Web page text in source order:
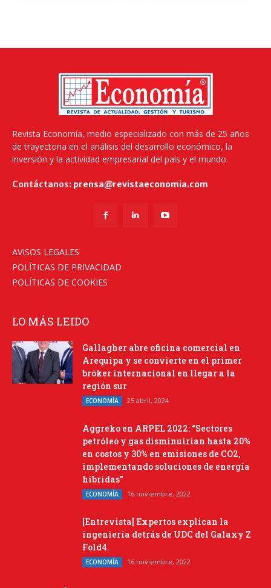
Revista Economía, medio especializado con más de 25 años
de trayectoria en el análisis del desarrollo económico, la
inversión y la actividad empresarial del país y el mundo.
Contáctanos: prensa@revistaeconomia.com
AVISOS LEGALES
POLÍTICAS DE PRIVACIDAD
POLÍTICAS DE COOKIES
LO MÁS LEIDO
Gallagher abre oficina comercial en
Arequipa y se convierte en el primer
bróker internacional en llegar a la
región sur
ECONOMÍA 25 abril, 2024
Aggreko en ARPEL 2022: “Sectores
petróleo y gas disminuirían hasta 20%
en costos y 30% en emisiones de CO2,
implementando soluciones de energía
híbridas”
ECONOMÍA 16 noviembre, 2022
[Entrevista] Expertos explican la
ingeniería detrás de UDC del Galaxy Z
Fold4.
ECONOMÍA 16 noviembre, 2022